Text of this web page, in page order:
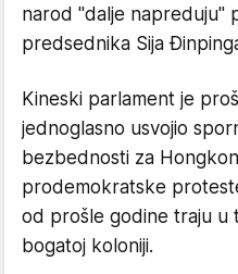
narod "dalje napreduju"
predsednika Sija
Kineski parlament je
jednoglasno usvojio
bezbednosti za
prodemokratske
od prošle godine traju u
bogatoj koloniji.